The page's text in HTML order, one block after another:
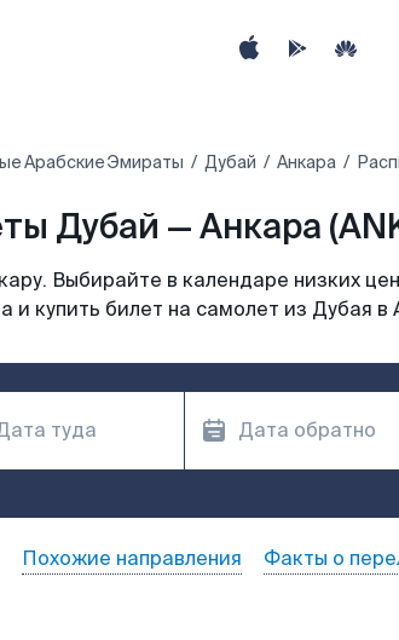
Арабские Эмираты Дубай Анкара
Дубай — Анкара
Выбирайте в календаре низких
и купить билет на самолет из Дубая в
Похожие направления Факты о